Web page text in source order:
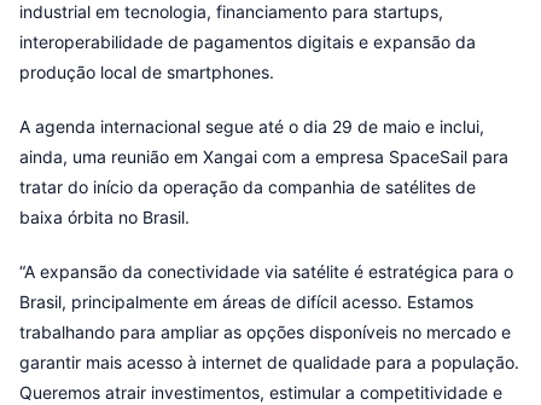
industrial em tecnologia, financiamento para startups,
interoperabilidade de pagamentos digitais e expansão da
produção local de smartphones.
A agenda internacional segue até o dia 29 de maio e inclui,
ainda, uma reunião em Xangai com a empresa SpaceSail para
tratar do início da operação da companhia de satélites de
baixa órbita no Brasil.
“A expansão da conectividade via satélite é estratégica para o
Brasil, principalmente em áreas de difícil acesso. Estamos
trabalhando para ampliar as opções disponíveis no mercado e
garantir mais acesso à internet de qualidade para a população.
Queremos atrair investimentos, estimular a competitividade e